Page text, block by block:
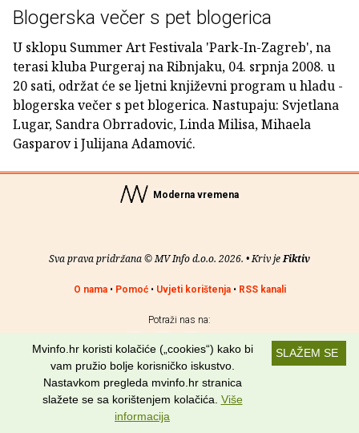
Blogerska večer s pet blogerica
U sklopu Summer Art Festivala 'Park-In-Zagreb', na
terasi kluba Purgeraj na Ribnjaku, 04. srpnja 2008. u
20 sati, održat će se ljetni književni program u hladu -
blogerska večer s pet blogerica. Nastupaju: Svjetlana
Lugar, Sandra Obrradovic, Linda Milisa, Mihaela
Gasparov i Julijana Adamović.
Moderna vremena
Sva prava pridržana © MV Info d.o.o. 2026. • Kriv jeFiktiv
O nama• Pomoć• Uvjeti korištenja• RSS kanali
Potraži nas na:
SLAŽEM SE
Mvinfo.hr koristi kolačiće („cookies“) kako bi
vam pružio bolje korisničko iskustvo.
Nastavkom pregleda mvinfo.hr stranica
slažete se sa korištenjem kolačića. Više
informacija